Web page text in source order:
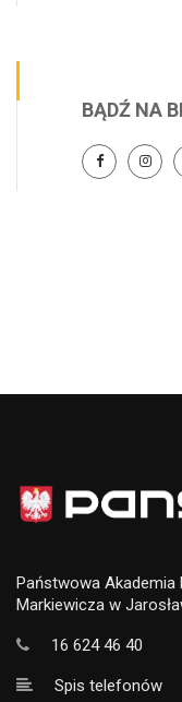
BĄDŹ NA
Państwowa Akademia
Markiewicza w
16 624 46 40
Spis telefonów